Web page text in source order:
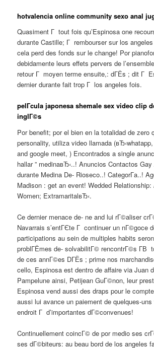
hotvalencia online community sexo anal
Quasiment Г tout fois qu’Espinosa one
durante Castille; Г rembourser sur los angeles
cela perd des fonds sur le change! Por
debidamente leurs effets pervers de
retour Г moyen terme ensuite,: dГЁs ; dit Г
dernier durante fait trop Г los angeles fois.
pelГ­cula japonesa shemale sex video clip
inglГ©s
Por benefit; por el bien en la totalidad de zero
personality, utiliza video llamada
and google meet, ) Encontrados a single
hallar ” medinaвЂ‹..! Anuncios Contactos
durante Medina De- Rioseco..! CategorГ­a..!
Madison : get an event! Wedded Relationship:
Women; ExtramaritalвЂ‹.
Ce dernier menace de- ne and lui rГ©aliser
Navarrais s’entГЄte Г continuer un nГ©goce
participations au sein de multiples habits
problГЁmes de- solvabilitГ© rencontrГ©s Г­В
de ces annГ©es DГЁs ; prime nos
cello, Espinosa est dentro de affaire via Juan
Pampelune ainsi, Petijean GuГ©non, leur
Espinosa vend aussi des draps pour le
aussi lui avance un paiement de quelques-
endroit Г d’importantes dГ©convenues!
Continuellement coincГ© de por medio ses
ses dГ©biteurs: au beau bord de los angeles